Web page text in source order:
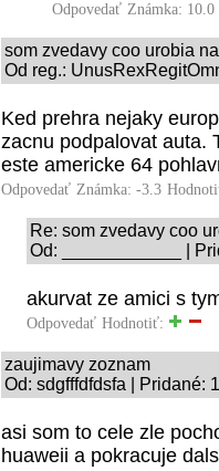
Odpovedať Známka: 10.0
som zvedavy coo urobia
Od reg.:
Ked prehra nejaky
zacnu podpalovat auta.
este americke 64
Odpovedať Známka: -3.3
Re: som zvedavy coo
Od: ____________ |
akurvat ze amici s
Odpovedať Hodnotiť:
zaujimavy zoznam
Od: sdgfffdfdsfa | Pridané:
asi som to cele zle
huaweii a pokracuje